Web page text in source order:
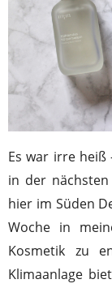
Es war irre heiß
in der
hier im Süden
Woche in
Kosmetik zu
Klimaanlage